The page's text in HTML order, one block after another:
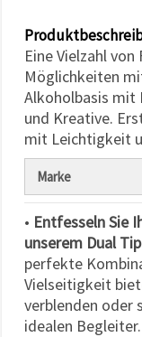
Datenschutzerklärung
Cookie-
Richtlinie
Alle
akzeptieren
Cookie-
Einstellungen
Eine Vielzahl
Möglichkeiten
Alkoholbasis mit
und Kreative.
mit Leichtigkeit
Marke
• Entfesseln Sie
unserem Dual
perfekte
Vielseitigkeit
verblenden oder
idealen Begleiter.